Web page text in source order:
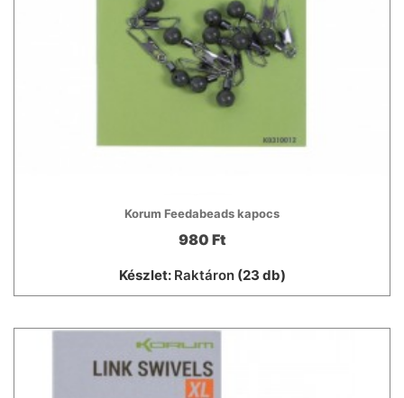
Korum Feedabeads kapocs
980 Ft
Készlet: Raktáron(23 db)